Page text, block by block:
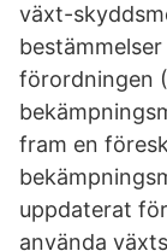
växt-
förordningen
fram en
uppdaterat
använda